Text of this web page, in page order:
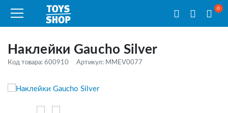
0
Наклейки Gaucho Silver
Код товара: 600910 Артикул: MMEV0077